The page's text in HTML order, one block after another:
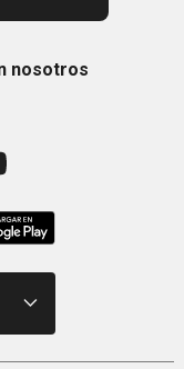
nosotros